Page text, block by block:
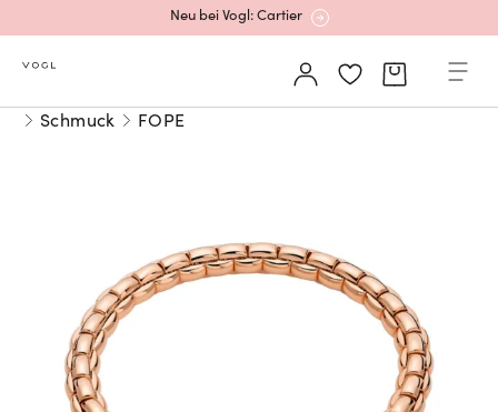
Neu bei Vogl: Cartier
Mehr erfahren: Ikonische Uhren von Cartier
Neu bei Vogl: Uhren von Grand Seiko
Schmuck FOPE